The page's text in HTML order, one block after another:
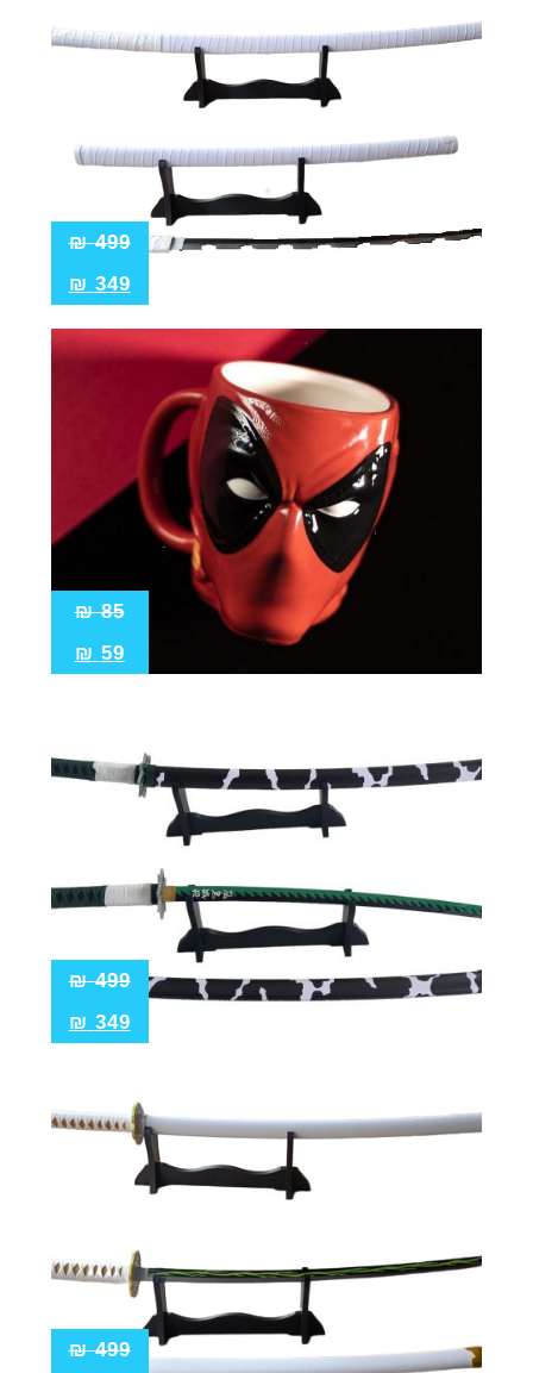
499
₪
349
₪
85
₪
59
₪
499
₪
349
₪
499
₪